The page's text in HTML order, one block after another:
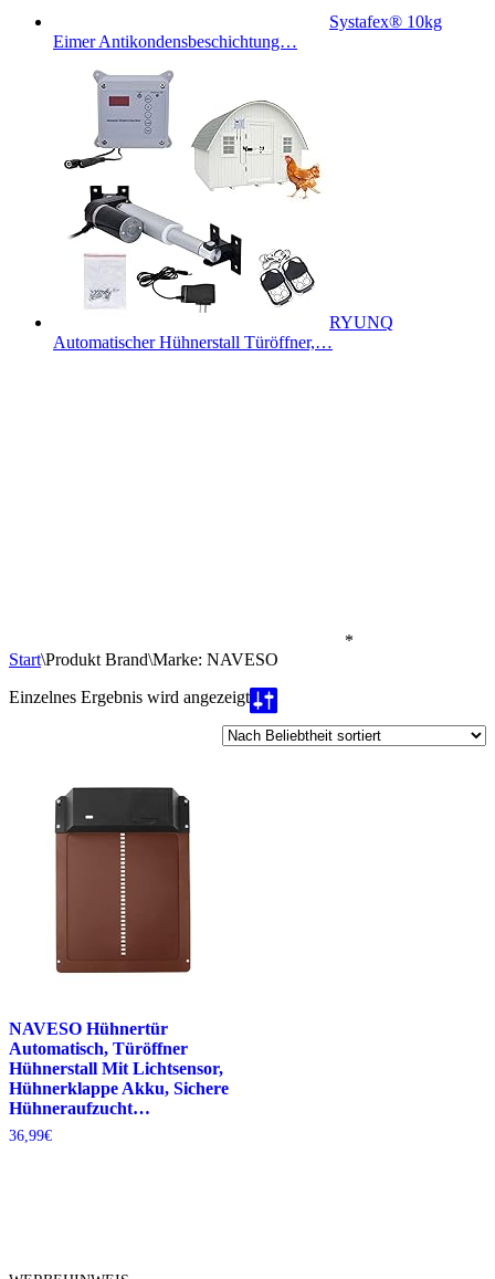
Systafex® 10kg
Eimer Antikondensbeschichtung…
RYUNQ
Automatischer Hühnerstall Türöffner,…
*
Start\Produkt Brand\Marke: NAVESO
Einzelnes Ergebnis wird angezeigt
NAVESO Hühnertür
Automatisch, Türöffner
Hühnerstall Mit Lichtsensor,
Hühnerklappe Akku, Sichere
Hühneraufzucht…
36,99€